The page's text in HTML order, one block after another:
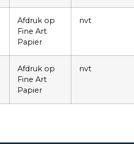
Afdruk op
Fine Art
Papier
nvt
Afdruk op
Fine Art
Papier
nvt